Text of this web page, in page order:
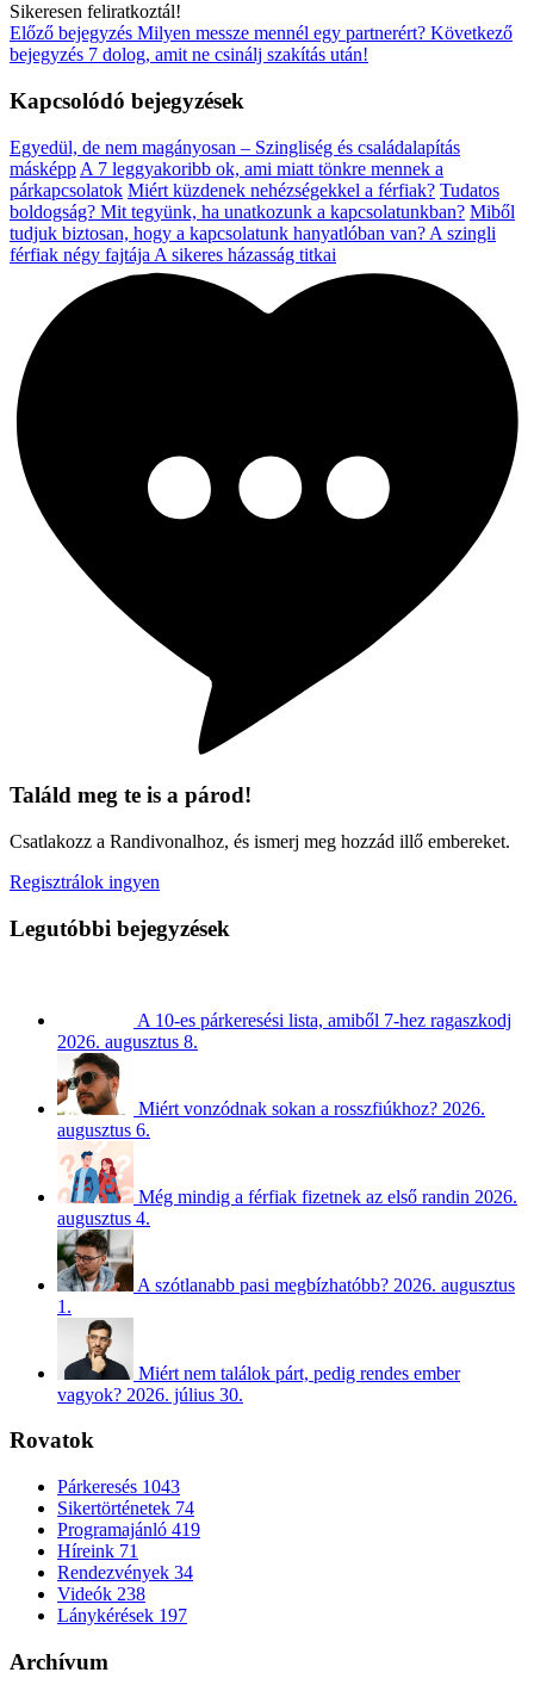
Sikeresen feliratkoztál!
Előző bejegyzés Milyen messze mennél egy partnerért? Következő
bejegyzés 7 dolog, amit ne csinálj szakítás után!
Kapcsolódó bejegyzések
Egyedül, de nem magányosan – Szingliség és családalapítás
másképp A 7 leggyakoribb ok, ami miatt tönkre mennek a
párkapcsolatok Miért küzdenek nehézségekkel a férfiak? Tudatos
boldogság? Mit tegyünk, ha unatkozunk a kapcsolatunkban? Miből
tudjuk biztosan, hogy a kapcsolatunk hanyatlóban van? A szingli
férfiak négy fajtája A sikeres házasság titkai
Találd meg te is a párod!
Csatlakozz a Randivonalhoz, és ismerj meg hozzád illő embereket.
Regisztrálok ingyen
Legutóbbi bejegyzések
A 10-es párkeresési lista, amiből 7-hez ragaszkodj
2026. augusztus 8.
Miért vonzódnak sokan a rosszfiúkhoz? 2026.
augusztus 6.
Még mindig a férfiak fizetnek az első randin 2026.
augusztus 4.
A szótlanabb pasi megbízhatóbb? 2026. augusztus
1.
Miért nem találok párt, pedig rendes ember
vagyok? 2026. július 30.
Rovatok
Párkeresés 1043
Sikertörténetek 74
Programajánló 419
Híreink 71
Rendezvények 34
Videók 238
Lánykérések 197
Archívum